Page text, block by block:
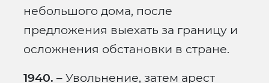
небольшого дома, после
предложения выехать за границу и
осложнения обстановки в стране.
1940. – Увольнение, затем арест